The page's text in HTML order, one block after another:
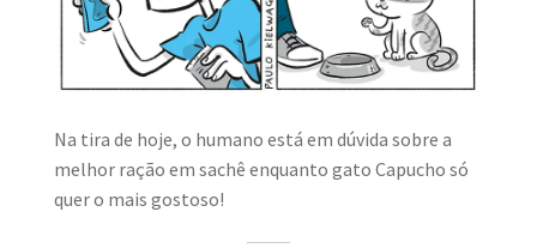
Na tira de hoje, o humano está em dúvida sobre a
melhor ração em sachê enquanto gato Capucho só
quer o mais gostoso!